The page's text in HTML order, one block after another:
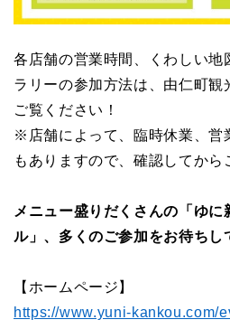
各店舗の営業時間、くわしい地
ラリーの参加方法は、由仁町観
ご覧ください！
※店舗によって、臨時休業、営
もありますので、確認してから
メニュー盛りだくさんの「ゆ
ル」、多くのご参加をお待ちし
【ホームページ】
https://www.yuni-kankou.com/